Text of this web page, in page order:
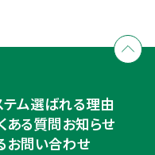
ム選ばれる理由
ある質問お知らせ
お問い合わせ